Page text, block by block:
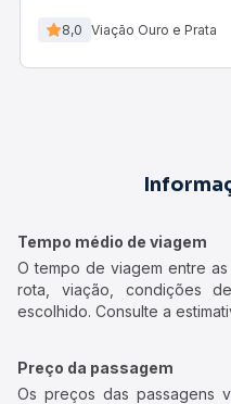
8,0 Viação Ouro e Prata
Tempo médio de viagem
O tempo de viagem entre
rota, viação, condições
escolhido. Consulte a
Preço da passagem
Os preços das passagens